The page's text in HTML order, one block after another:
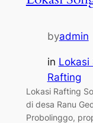
byadmin
in Lokasi
Rafting
Lokasi Rafting
di desa Ranu
Probolinggo,